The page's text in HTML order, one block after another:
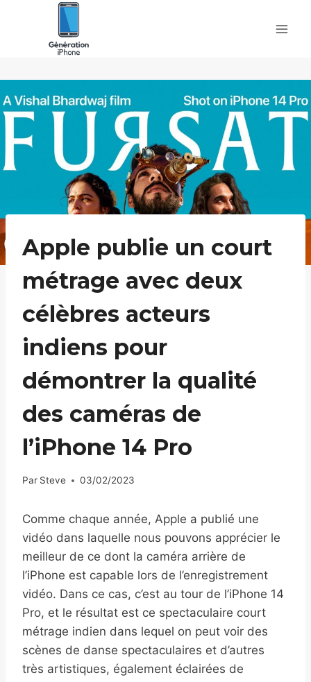
Apple publie un court
métrage avec deux
célèbres acteurs
indiens pour
démontrer la qualité
des caméras de
l’iPhone 14 Pro
Par Steve 03/02/2023
Comme chaque année, Apple a publié une
vidéo dans laquelle nous pouvons apprécier le
meilleur de ce dont la caméra arrière de
l’iPhone est capable lors de l’enregistrement
vidéo. Dans ce cas, c’est au tour de l’iPhone 14
Pro, et le résultat est ce spectaculaire court
métrage indien dans lequel on peut voir des
scènes de danse spectaculaires et d’autres
très artistiques, également éclairées de